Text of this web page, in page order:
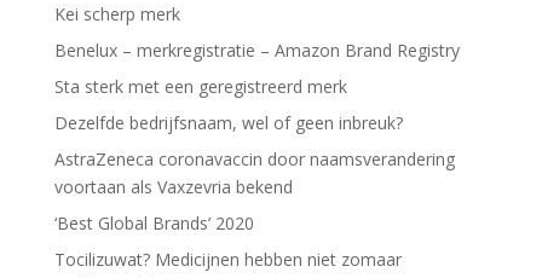
Kei scherp merk
Benelux – merkregistratie – Amazon Brand Registry
Sta sterk met een geregistreerd merk
Dezelfde bedrijfsnaam, wel of geen inbreuk?
AstraZeneca coronavaccin door naamsverandering
voortaan als Vaxzevria bekend
‘Best Global Brands’ 2020
Tocilizuwat? Medicijnen hebben niet zomaar